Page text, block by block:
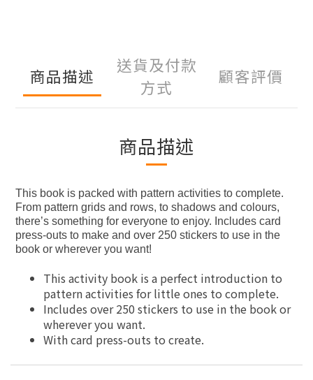
商品描述
送貨及付款
方式
顧客評價
商品描述
This book is packed with pattern activities to complete.
From pattern grids and rows, to shadows and colours,
there’s something for everyone to enjoy. Includes card
press-outs to make and over 250 stickers to use in the
book or wherever you want!
This activity book is a perfect introduction to
pattern activities for little ones to complete.
Includes over 250 stickers to use in the book or
wherever you want.
With card press-outs to create.